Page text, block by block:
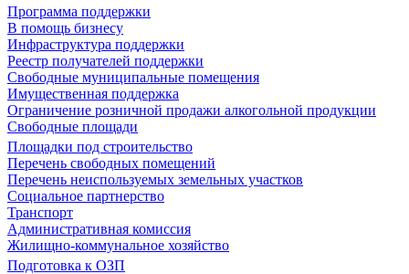
Программа поддержки
В помощь бизнесу
Инфраструктура поддержки
Реестр получателей поддержки
Свободные муниципальные помещения
Имущественная поддержка
Ограничение розничной продажи алкогольной продукции
Свободные площади
Площадки под строительство
Перечень свободных помещений
Перечень неиспользуемых земельных участков
Социальное партнерство
Транспорт
Административная комиссия
Жилищно-коммунальное хозяйство
Подготовка к ОЗП